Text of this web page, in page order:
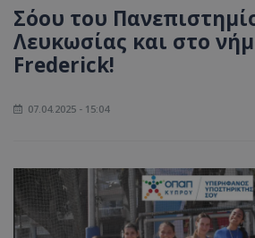
Σόου του
Λευκωσίας και στο
Frederick!
07.04.2025 - 15:04